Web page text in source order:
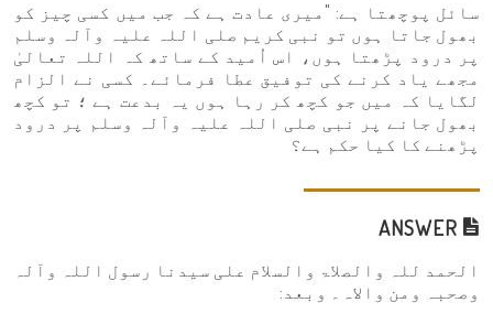
سائل پوچھتا ہے: "میری عادت ہے کہ جب میں کسی چیز کو
بھول جاتا ہوں تو نبی کریم صلی اللہ علیہ وآلہ وسلم
پر درود پڑھتا ہوں، اس اُمید کے ساتھ کہ اللہ تعالیٰ
مجھے یاد کرنے کی توفیق عطا فرمائے۔ کسی نے الزام
لگایا کہ میں جو کچھ کر رہا ہوں یہ بدعت ہے ؛ تو کچھ
بھول جانے پر نبی صلی اللہ علیہ وآلہ وسلم پر درود
پڑھنے کا کیا حکم ہے؟
الحمد للہ والصلاۃ والسلام علی سیدنا رسول اللہ وآلہ
وصحبہ ومن والاہ۔ وبعد: